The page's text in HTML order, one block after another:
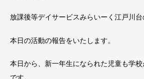
放課後等デイサービスみらいーく江戸川台
本日の活動の報告をいたします。
本日から、新一年生になられた児童も学